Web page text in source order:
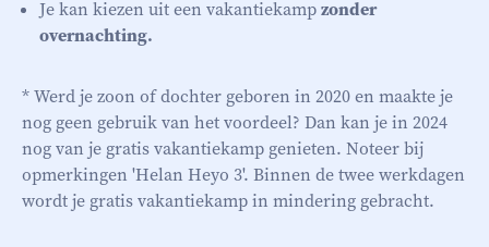
Je kan kiezen uit een vakantiekampzonder
overnachting.
* Werd je zoon of dochter geboren in 2020 en maakte je
nog geen gebruik van het voordeel? Dan kan je in 2024
nog van je gratis vakantiekamp genieten. Noteer bij
opmerkingen 'Helan Heyo 3'. Binnen de twee werkdagen
wordt je gratis vakantiekamp in mindering gebracht.